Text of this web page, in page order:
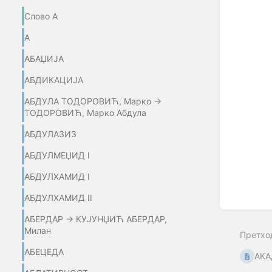
Слово А
А
АБАЏИЈA
АБДИКАЦИЈА
АБДУЛА ТОДОРОВИЋ, Марко →
ТОДОРОВИЋ, Марко Абдула
АБДУЛАЗИЗ
АБДУЛМЕЏИД I
АБДУЛХАМИД I
АБДУЛХАМИД II
АБЕРДАР → КУЈУНЏИЋ АБЕРДАР,
Милан
АБЕЦЕДА